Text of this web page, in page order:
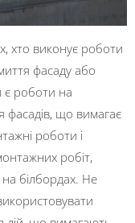
хто виконує роботи
фасаду або
є роботи на
фасадів, що вимагає
роботи і
робіт,
білбордах. Не